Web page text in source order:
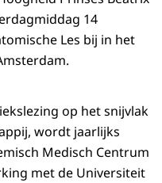
14
Les bij in het
op het snijvlak
wordt jaarlijks
Medisch Centrum
met de Universiteit